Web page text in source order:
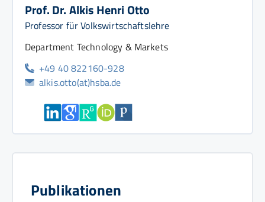
Prof. Dr. Alkis Henri Otto
Professor für Volkswirtschaftslehre
Department Technology & Markets
+49 40 822160-928
alkis.otto(at)hsba.de
Publikationen